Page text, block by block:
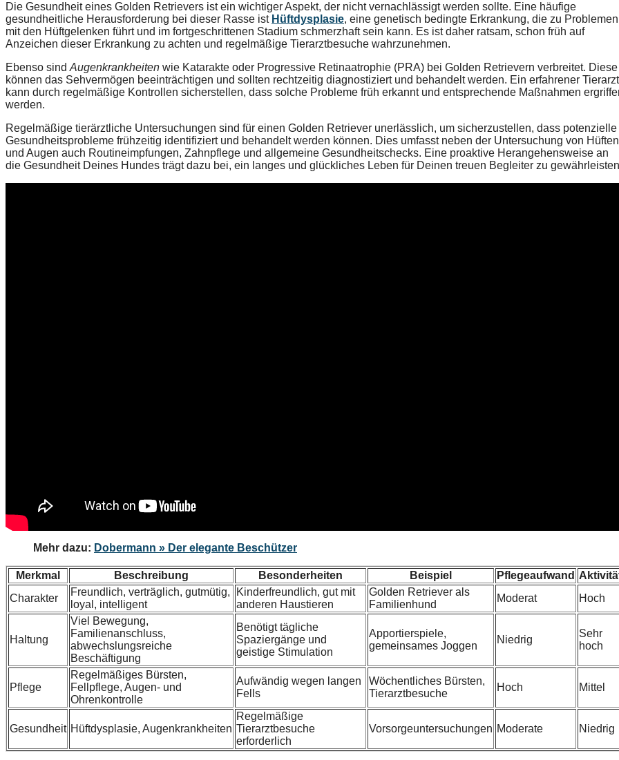
Die Gesundheit eines Golden Retrievers ist ein wichtiger Aspekt, der nicht vernachlässigt werden sollte. Eine häufige
gesundheitliche Herausforderung bei dieser Rasse ist Hüftdysplasie, eine genetisch bedingte Erkrankung, die zu Problemen
mit den Hüftgelenken führt und im fortgeschrittenen Stadium schmerzhaft sein kann. Es ist daher ratsam, schon früh auf
Anzeichen dieser Erkrankung zu achten und regelmäßige Tierarztbesuche wahrzunehmen.
Ebenso sind Augenkrankheiten wie Katarakte oder Progressive Retinaatrophie (PRA) bei Golden Retrievern verbreitet. Diese
können das Sehvermögen beeinträchtigen und sollten rechtzeitig diagnostiziert und behandelt werden. Ein erfahrener Tierarzt
kann durch regelmäßige Kontrollen sicherstellen, dass solche Probleme früh erkannt und entsprechende Maßnahmen
werden.
Regelmäßige tierärztliche Untersuchungen sind für einen Golden Retriever unerlässlich, um sicherzustellen, dass potenzielle
Gesundheitsprobleme frühzeitig identifiziert und behandelt werden können. Dies umfasst neben der Untersuchung von Hüften
und Augen auch Routineimpfungen, Zahnpflege und allgemeine Gesundheitschecks. Eine proaktive Herangehensweise an
die Gesundheit Deines Hundes trägt dazu bei, ein langes und glückliches Leben für Deinen treuen Begleiter zu
Mehr dazu: Dobermann » Der elegante Beschützer
Merkmal Beschreibung Besonderheiten Beispiel Pflegeaufwand
Charakter
Freundlich, verträglich, gutmütig,
loyal, intelligent
Kinderfreundlich, gut mit
anderen Haustieren
Golden Retriever als
Familienhund
Moderat Hoch
Haltung
Viel Bewegung,
Familienanschluss,
abwechslungsreiche
Beschäftigung
Benötigt tägliche
Spaziergänge und
geistige Stimulation
Apportierspiele,
gemeinsames Joggen
Niedrig
Sehr
hoch
Pflege
Regelmäßiges Bürsten,
Fellpflege, Augen- und
Ohrenkontrolle
Aufwändig wegen langen
Fells
Wöchentliches Bürsten,
Tierarztbesuche
Hoch Mittel
Gesundheit Hüftdysplasie, Augenkrankheiten
Regelmäßige
Tierarztbesuche
erforderlich
Vorsorgeuntersuchungen Moderate Niedrig